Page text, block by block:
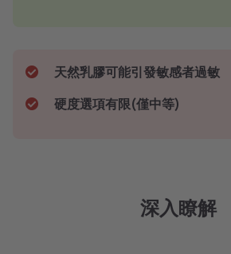
天然乳膠可能引發敏感者過敏
硬度選項有限(僅中等)
深入瞭解